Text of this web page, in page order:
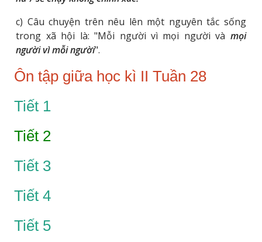
c) Câu chuyện trên nêu lên một nguyên tắc sống
trong xã hội là: "Mỗi người vì mọi người và mọi
người vì mỗi người".
Ôn tập giữa học kì II Tuần 28
Tiết 1
Tiết 2
Tiết 3
Tiết 4
Tiết 5